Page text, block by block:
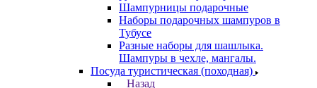
Шампурницы подарочные
Наборы подарочных шампуров в
Тубусе
Разные наборы для шашлыка.
Шампуры в чехле, мангалы.
Посуда туристическая (походная)
Назад